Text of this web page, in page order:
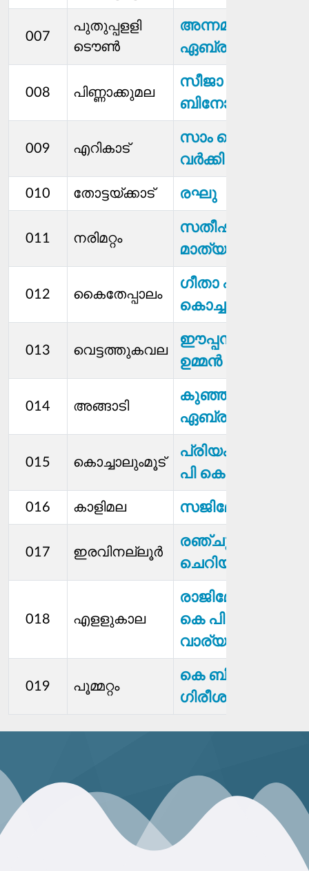
007
പുതുപ്പളളി
ടൌൺ
അന്നമ്മ
ഏബ്രഹാം
008 പിണ്ണാക്കുമല
സീജാ
ബിനോയി
009 എറികാട്
സാം കെ
വര്‍ക്കി
010 തോട്ടയ്ക്കാട് രഘു
011 നരിമറ്റം
സതീഷ്
മാത്യു
012 കൈതേപ്പാലം
ഗീതാ ഷിജു
കൊച്ചുകരോട്ട്
013 വെട്ടത്തുകവല
ഈപ്പന്‍ എം
ഉമ്മൻ
014 അങ്ങാടി
കുഞ്ഞൂഞ്ഞമ്മ
ഏബ്രഹാം
015 കൊച്ചാലുംമൂട്
പ്രിയകുമാരി
പി കെ
016 കാളിമല സജിമോൻ
017 ഇരവിനല്ലൂർ
രഞ്ചു
ചെറിയാൻ
018 എളളുകാല
രാജിമോൾ
കെ പി
വാര്യത്ത്
019 പൂമ്മറ്റം
കെ ബി
ഗിരീശൻ